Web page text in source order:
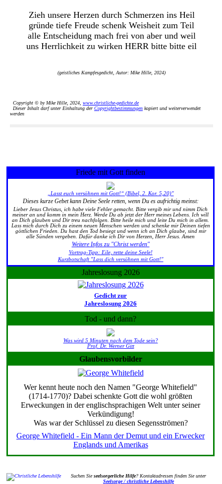
Zieh unsere Herzen durch Schmerzen ins Heil
gründe tiefe Freude schenk Weisheit zum Teil
alle Entscheidung mach frei von aber und weil
uns Herrlichkeit zu wirken HERR bitte bitte eil
(geistliches Kampfesgedicht, Autor: Mike Hille, 2024)
Copyright © by Mike Hille, 2024, www.christliche-gedichte.de
Dieser Inhalt darf unter Einhaltung der Copyrightbestimmungen kopiert und weiterverwendet
werden
Friede mit Gott finden
„Lasst euch versöhnen mit Gott!“ (Bibel, 2. Kor. 5,20)"
Dieses kurze Gebet kann Deine Seele retten, wenn Du es aufrichtig meinst:
Lieber Jesus Christus, ich habe viele Fehler gemacht. Bitte vergib mir und nimm Dich
meiner an und komm in mein Herz. Werde Du ab jetzt der Herr meines Lebens. Ich will
an Dich glauben und Dir treu nachfolgen. Bitte heile mich und leite Du mich in allem.
Lass mich durch Dich zu einem neuen Menschen werden und schenke mir Deinen tiefen
göttlichen Frieden. Du hast den Tod besiegt und wenn ich an Dich glaube, sind mir
alle Sünden vergeben. Dafür danke ich Dir von Herzen, Herr Jesus. Amen
Weitere Infos zu "Christ werden"
Vortrag-Tipp: Eile, rette deine Seele!
Kurzbotschaft "Lass dich versöhnen mit Gott!"
Jahreslosung 2026
Gedicht zur
Jahreslosung 2026
Tod - und dann?
Was wird 5 Minuten nach dem Tode sein?
Prof. Dr. Werner Gitt
Glaubensvorbilder
Wer kennt heute noch den Namen "George Whitefield"
(1714-1770)? Dabei schenkte Gott die wohl größten
Erweckungen in der englischsprachigen Welt unter seiner
Verkündigung!
Was war der Schlüssel zu diesen Segensströmen?
George Whitefield - Ein Mann der Demut und ein Erwecker
Englands und Amerikas
Suchen Sieseelsorgerliche Hilfe? Kontaktadressen finden Sie unter
Seelsorge / christliche Lebenshilfe